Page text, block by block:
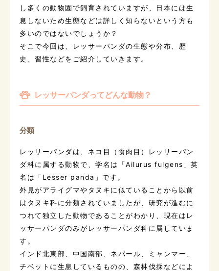
し多くの動物園で飼育されていますが、日本には生
息しないため生態などは詳しく知らないという方も
多いのではないでしょうか？
そこで今回は、レッサーパンダの生態や分布、歴
史、習性などをご紹介していきます。
レッサーパンダってどんな動物？
分類
レッサーパンダは、ネコ目（食肉目）レッサーパン
ダ科に属する動物で、学名は「Ailurus fulgens」英
名は「Lesser panda」です。
外見がアライグマやタヌキに似ていることから以前
はタヌキ科に分類されていましたが、研究が進むに
つれて独立した動物であることがわかり、現在はレ
ッサーパンダのみがレッサーパンダ科に属していま
す。
インド北東部、中国南部、ネパール、ミャンマー、
チベットに生息しているものの、森林伐採などによ